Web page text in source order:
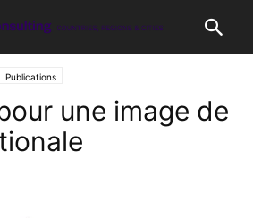
Publications
une image de